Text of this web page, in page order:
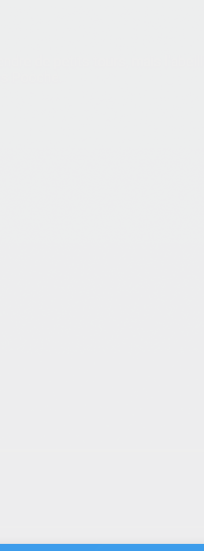
de petits tours, mais l'abeille
Pooche.